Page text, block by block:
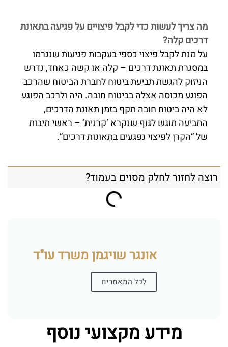
מה צריך לעשות כדי לקבל פיצויים על פגיעה בתאונת
דרכים קלה?
על מנת לקבל פיצוי כספי בעקבות פגיעות שנגרמו
במסגרת תאונת דרכים – קלה או קשה כאחד, נדרש
הניזוק להגשת תביעת ביטוח לחברת הביטוח שהרכב
הפוגע מכוסה אצלה בביטוח חובה. היה ולרכב הפוגע
לא היה ביטוח חובה תקף בזמן תאונת הדרכים,
התביעה תוגש לגוף שנקרא ‘קרנית’ – ראשי תיבות
של “הקרן לפיצוי נפגעים בתאונות דרכים”.
רוצה לחזור לחלק מסוים בעמוד?
אונגר שויגמן משרד עו"ד
לכל המאמרים
מידע מקצועי נוסף